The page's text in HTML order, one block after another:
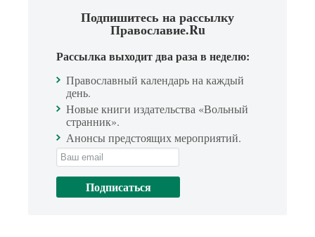
Подпишитесь на рассылку
Православие.Ru
Рассылка выходит два раза в неделю:
Православный календарь на каждый
день.
Новые книги издательства «Вольный
странник».
Анонсы предстоящих мероприятий.